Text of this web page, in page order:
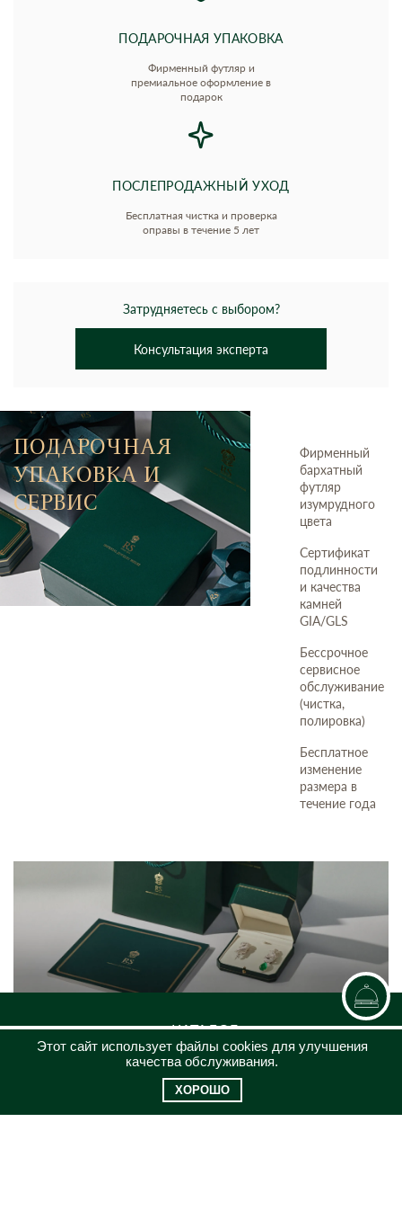
ПОДАРОЧНАЯ УПАКОВКА
Фирменный футляр и
премиальное оформление в
подарок
ПОСЛЕПРОДАЖНЫЙ УХОД
Бесплатная чистка и проверка
оправы в течение 5 лет
Затрудняетесь с выбором?
Консультация эксперта
ПОДАРОЧНАЯ
УПАКОВКА И
СЕРВИС
Фирменный
бархатный
футляр
изумрудного
цвета
Сертификат
подлинности
и качества
камней
GIA/GLS
Бессрочное
сервисное
обслуживание
(чистка,
полировка)
Бесплатное
изменение
размера в
течение года
КАТАЛОГ
ЮВЕЛИРНЫЙ ДОМ
КЛИЕНТСКИЙ СЕРВИС
Этот сайт использует файлы cookies для улучшения
качества обслуживания.
ХОРОШО